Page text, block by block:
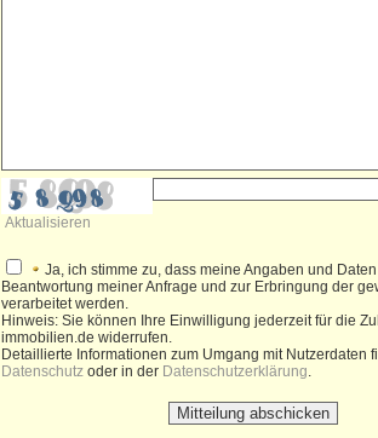
Aktualisieren
Ja, ich stimme zu, dass meine Angaben und
Beantwortung meiner Anfrage und zur Erbringung der
verarbeitet werden.
Hinweis: Sie können Ihre Einwilligung jederzeit für die
immobilien.de widerrufen.
Detaillierte Informationen zum Umgang mit Nutzerdaten
Datenschutz oder in der Datenschutzerklärung